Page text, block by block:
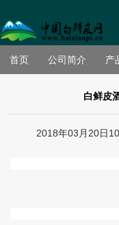
首页 公司简介 产
白鲜皮
2018年03月20日